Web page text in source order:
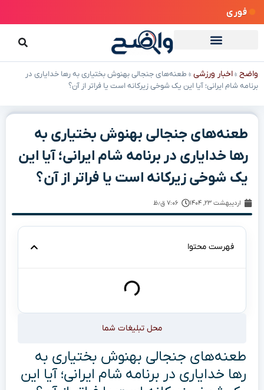
فوری
واضح »اخبار ورزشی » طعنه‌های جنجالی بهنوش بختیاری به رها خدایاری در
برنامه شام ایرانی؛ آیا این یک شوخی زیرکانه است یا فراتر از آن؟
طعنه‌های جنجالی بهنوش بختیاری به
رها خدایاری در برنامه شام ایرانی؛ آیا این
یک شوخی زیرکانه است یا فراتر از آن؟
اردیبهشت ۲۳, ۱۴۰۴ ۷:۰۶ ق٫ظ
فهرست محتوا
محل تبلیغات شما
طعنه‌های جنجالی بهنوش بختیاری به
رها خدایاری در برنامه شام ایرانی؛ آیا این